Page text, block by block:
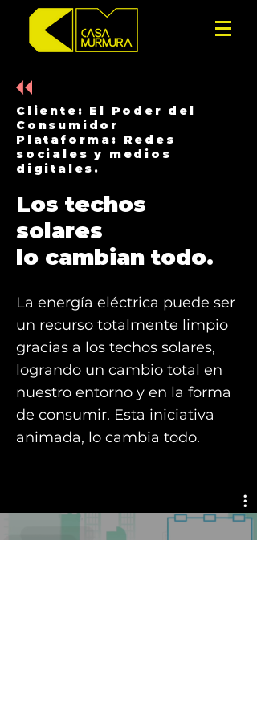
Cliente: El Poder del
Consumidor
Plataforma: Redes
sociales y medios
digitales.
Los techos
solares
lo cambian todo.
La energía eléctrica puede ser
un recurso totalmente limpio
gracias a los techos solares,
logrando un cambio total en
nuestro entorno y en la forma
de consumir. Esta iniciativa
animada, lo cambia todo.